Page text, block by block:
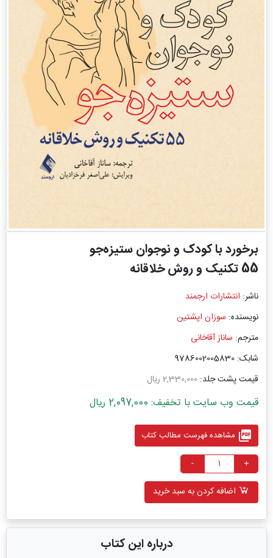
برخورد با کودک و نوجوان ستیزه‌جو
55 تکنیک و روش خلاقانه
ناشر: انتشارات ارجمند
نویسنده: سوزان اپشتین
مترجم: ساناز آقاخانی
شابک: 9786002005830
قیمت پشت جلد: 2,330,000 ریال
قیمت وب سایت با تخفیف: 2,097,000 ریال
picture_as_pdf مشاهده فهرست مطالب کتاب
+
-
اضافه کردن به سبد خرید
درباره این کتاب